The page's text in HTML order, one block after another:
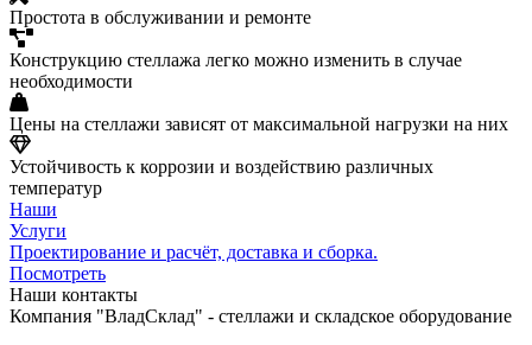
Простота в обслуживании и ремонте
Конструкцию стеллажа легко можно изменить в случае
необходимости
Цены на стеллажи зависят от максимальной нагрузки на них
Устойчивость к коррозии и воздействию различных
температур
Наши
Услуги
Проектирование и расчёт, доставка и сборка.
Посмотреть
Наши контакты
Компания "ВладСклад" - стеллажи и складское оборудование